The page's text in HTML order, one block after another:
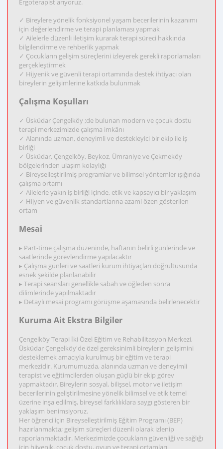
Ergoterapist arıyoruz.
✓ Bireylere yönelik fonksiyonel yaşam becerilerinin kazanımı
için değerlendirme ve terapi planlaması yapmak
✓ Ailelerle düzenli iletişim kurarak terapi süreci hakkında
bilgilendirme ve rehberlik yapmak
✓ Çocukların gelişim süreçlerini izleyerek gerekli raporlamaları
gerçekleştirmek
✓ Hijyenik ve güvenli terapi ortamında destek ihtiyacı olan
bireylerin gelişimlerine katkıda bulunmak
Çalışma Koşulları
✓ Üsküdar Çengelköy ;de bulunan modern ve çocuk dostu
terapi merkezimizde çalışma imkânı
✓ Alanında uzman, deneyimli ve destekleyici bir ekip ile iş
birliği
✓ Üsküdar, Çengelköy, Beykoz, Ümraniye ve Çekmeköy
bölgelerinden ulaşım kolaylığı
✓ Bireyselleştirilmiş programlar ve bilimsel yöntemler ışığında
çalışma ortamı
✓ Ailelerle yakın iş birliği içinde, etik ve kapsayıcı bir yaklaşım
✓ Hijyen ve güvenlik standartlarına azami özen gösterilen
ortam
Mesai
▸ Part-time çalışma düzeninde, haftanın belirli günlerinde ve
saatlerinde görevlendirme yapılacaktır
▸ Çalışma günleri ve saatleri kurum ihtiyaçları doğrultusunda
esnek şekilde planlanabilir
▸ Terapi seansları genellikle sabah ve öğleden sonra
dilimlerinde yapılmaktadır
▸ Detaylı mesai programı görüşme aşamasında belirlenecektir
Kuruma Ait Ekstra Bilgiler
Çengelköy Terapi İki Özel Eğitim ve Rehabilitasyon Merkezi,
Üsküdar Çengelköy'de özel gereksinimli bireylerin gelişimini
desteklemek amacıyla kurulmuş bir eğitim ve terapi
merkezidir. Kurumumuzda, alanında uzman ve deneyimli
terapist ve eğitimcilerden oluşan güçlü bir ekip görev
yapmaktadır. Bireylerin sosyal, bilişsel, motor ve iletişim
becerilerinin geliştirilmesine yönelik bilimsel ve etik temel
üzerine inşa edilmiş, bireysel farklılıklara saygı gösteren bir
yaklaşım benimsiyoruz.
Her öğrenci için Bireyselleştirilmiş Eğitim Programı (BEP)
hazırlanmakta; gelişim süreçleri düzenli olarak izlenip
raporlanmaktadır. Merkezimizde çocukların güvenliği ve sağlığı
için hijyenik, çocuk dostu, oyun ve terapi ortamları